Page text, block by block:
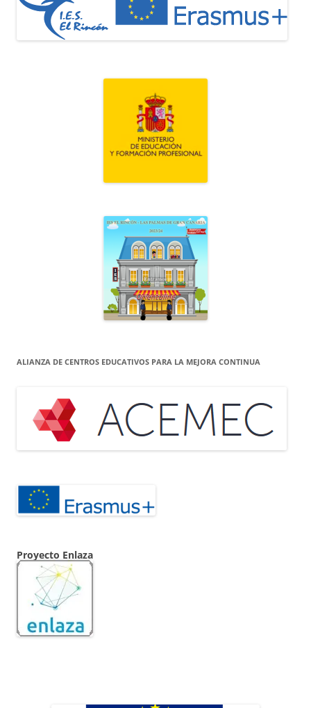
ALIANZA DE CENTROS EDUCATIVOS PARA LA MEJORA CONTINUA
Proyecto Enlaza